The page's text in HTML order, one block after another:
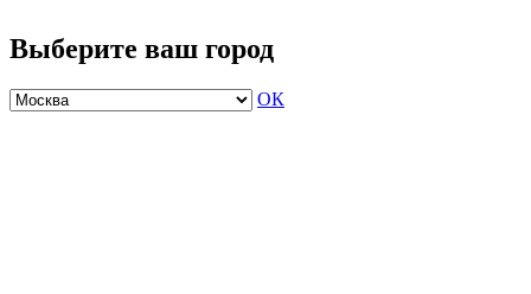
Выберите ваш город
ОК